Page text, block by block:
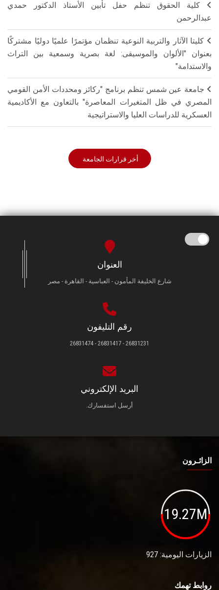
كلية الحقوق تنظم حفل تأبين الأستاذ الدكتور حمدي
عبدالرحمن
كليتا الآثار والتربية النوعية تنظمان مؤتمرًا علميًا دوليًا مشتركًا
بعنوان "الألوان والموسيقى: لغة بصرية وسمعية بين التراث
والاستدامة"
جامعة عين شمس تنظم برنامج "ركائز ومحددات الأمن القومي
المصري في ظل المتغيرات المعاصرة" بالتعاون مع الأكاديمية
العسكرية للدراسات العليا والاستراتيجية
أخر قرارات الجامعة
العنوان
شارع الخليفة المأمون - العباسية - القاهرة - مصر
رقم التليفون
26831231 - 26831417 - 26831474
البريد الإلكتروني
أرسل استفسارك.
الزائـرون
19.27M
الزيارات اليومية: 927
روابط تهمك